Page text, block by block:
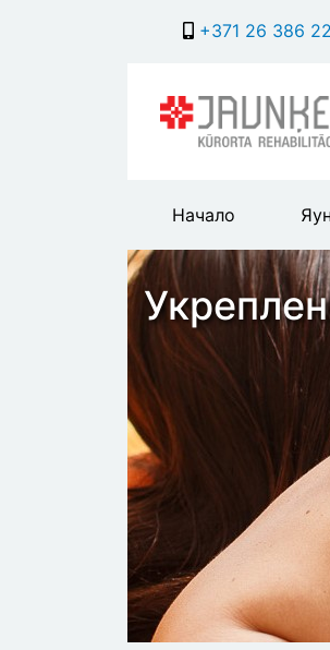
+371 26 386
Main
header
menu
Начало